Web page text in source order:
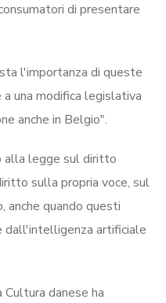
di presentare
l'importanza di queste
una modifica legislativa
anche in Belgio".
alla legge sul diritto
sulla propria voce, sul
anche quando questi
artificiale
danese ha